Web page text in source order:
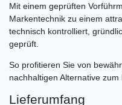
Mit einem geprüften
Markentechnik zu einem
technisch kontrolliert,
geprüft.
So profitieren Sie von
nachhaltigen Alternative zum
Lieferumfang